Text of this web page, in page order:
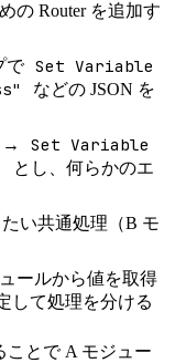
の Router を追加す
で Set Variable
などの JSON を
→
Set Variable
とし、何らかのエ
い共通処理（B モ
ールから値を取得
して処理を分ける
ことで A モジュー